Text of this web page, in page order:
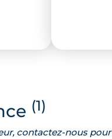
(1)
contactez-nous